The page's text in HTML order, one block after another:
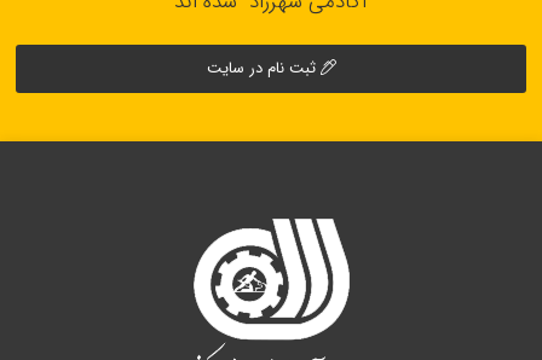
ثبت نام در سایت